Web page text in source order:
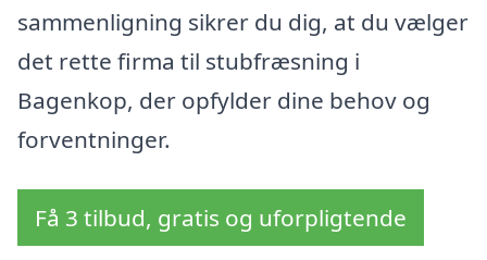
sammenligning sikrer du dig, at du vælger
det rette firma til stubfræsning i
Bagenkop, der opfylder dine behov og
forventninger.
Få 3 tilbud, gratis og uforpligtende